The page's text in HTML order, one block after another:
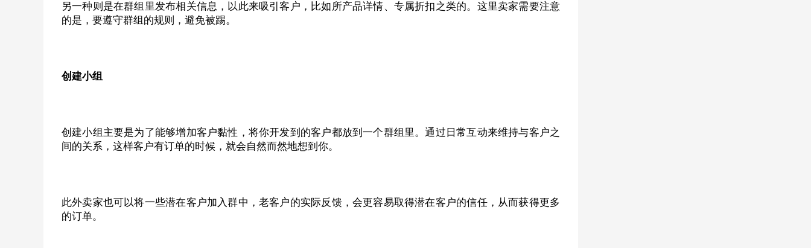
另一种则是在群组里发布相关信息，以此来吸引客户，比如所产品详情、专属折扣之类的。这里卖家需要注意
的是，要遵守群组的规则，避免被踢。
创建小组
创建小组主要是为了能够增加客户黏性，将你开发到的客户都放到一个群组里。通过日常互动来维持与客户之
间的关系，这样客户有订单的时候，就会自然而然地想到你。
此外卖家也可以将一些潜在客户加入群中，老客户的实际反馈，会更容易取得潜在客户的信任，从而获得更多
的订单。